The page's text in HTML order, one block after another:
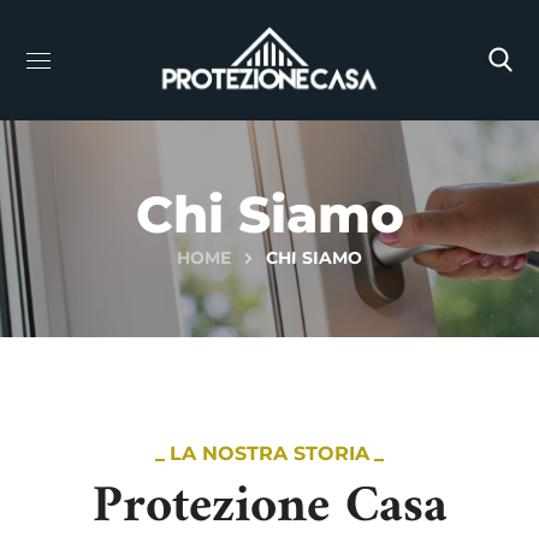
Chi Siamo
HOME CHI SIAMO
LA NOSTRA STORIA
Protezione Casa